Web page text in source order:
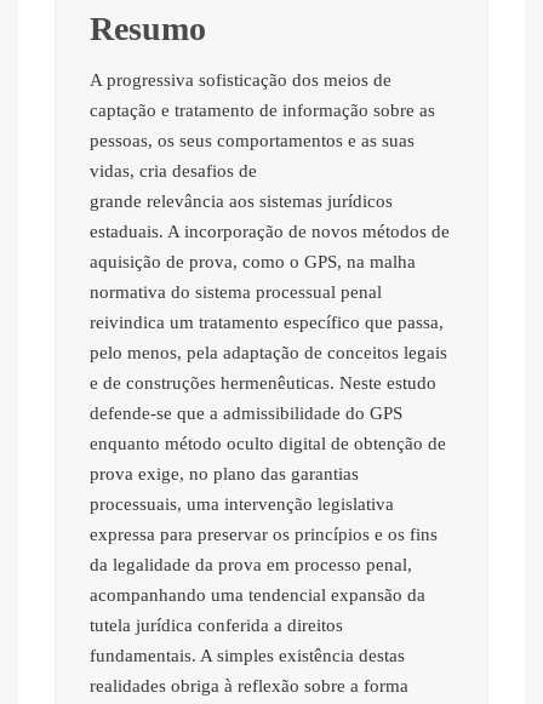
Resumo
A progressiva sofisticação dos meios de
captação e tratamento de informação sobre as
pessoas, os seus comportamentos e as suas
vidas, cria desafios de
grande relevância aos sistemas jurídicos
estaduais. A incorporação de novos métodos de
aquisição de prova, como o GPS, na malha
normativa do sistema processual penal
reivindica um tratamento específico que passa,
pelo menos, pela adaptação de conceitos legais
e de construções hermenêuticas. Neste estudo
defende-se que a admissibilidade do GPS
enquanto método oculto digital de obtenção de
prova exige, no plano das garantias
processuais, uma intervenção legislativa
expressa para preservar os princípios e os fins
da legalidade da prova em processo penal,
acompanhando uma tendencial expansão da
tutela jurídica conferida a direitos
fundamentais. A simples existência destas
realidades obriga à reflexão sobre a forma